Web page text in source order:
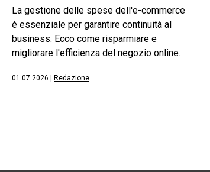
La gestione delle spese dell'e-commerce
è essenziale per garantire continuità al
business. Ecco come risparmiare e
migliorare l'efficienza del negozio online.
01.07.2026 Redazione